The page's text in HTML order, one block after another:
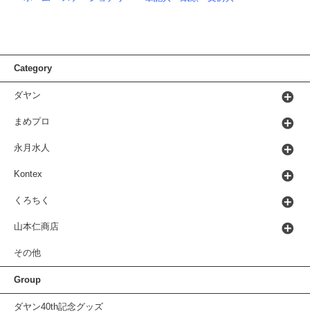
Category
ダヤン
まめプロ
永月水人
Kontex
くろちく
山本仁商店
その他
Group
ダヤン40th記念グッズ